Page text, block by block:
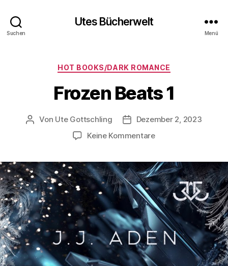
Suchen
Utes Bücherwelt
Menü
Kategorien
HOT BOOKS/DARK ROMANCE
Frozen Beats 1
Beitragsautor
Von Ute Gottschling Veröffentlichungsdatum
Dezember 2, 2023
Keine Kommentarezu
1